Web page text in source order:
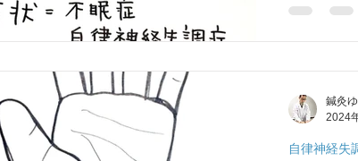
害 肩こり 首痛、肩痛、腕痛、手指痛
のぼせ、むくみ 東洋医学について 呼吸器の
八尾
河内
灸ゆ
東洋医学
く、気の
調症、イ
安定、食
レ、肩こ
自律神経失
鍼灸
2024